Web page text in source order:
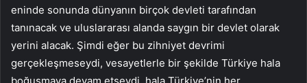
eninde sonunda dünyanın birçok devleti tarafından
tanınacak ve uluslararası alanda saygın bir devlet olarak
yerini alacak. Şimdi eğer bu zihniyet devrimi
gerçekleşmeseydi, vesayetlerle bir şekilde Türkiye hala